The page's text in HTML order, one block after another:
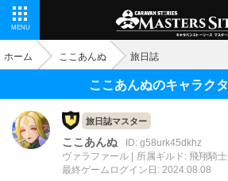
MENU
ホーム ここあんぬ 旅日誌
ここあんぬのキャラク
旅日誌マスター
ここあんぬ
ID: g58urk45dkhz
ヴァラファール
所属ギルド: 飛翔騎
最終ゲームログイン日: 2024.08.08